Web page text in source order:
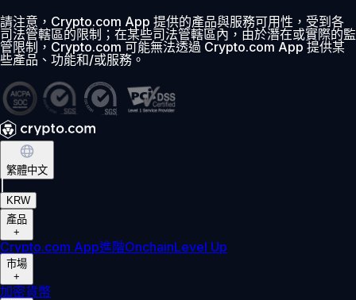
請注意，Crypto.com App 提供的產品與服務可用性，受到各
司法管轄區的限制；在某些司法管轄區內，由於潛在或實際的監
管限制，Crypto.com 可能無法透過 Crypto.com App 提供某
些產品、功能和/或服務。
繁體中文
KRW
產品
+
Crypto.com App進階OnchainLevel Up
市場
+
加密貨幣